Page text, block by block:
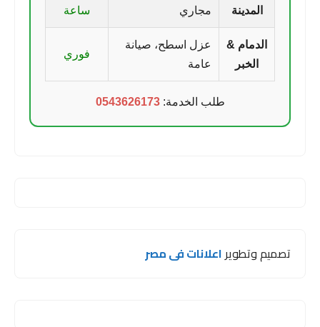
المدينة
مجاري
ساعة
الدمام &
الخبر
عزل اسطح، صيانة
عامة
فوري
طلب الخدمة:0543626173
تصميم وتطويراعلانات فى مصر